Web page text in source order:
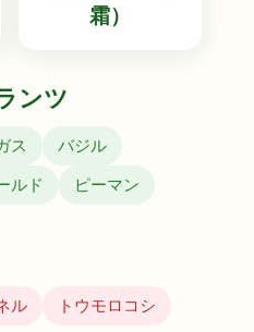
霜）
ンツ
ス
バジル
ルド
ピーマン
ル
トウモロコシ